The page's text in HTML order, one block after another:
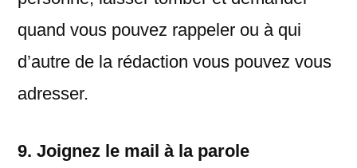
quand vous pouvez rappeler ou à qui
d’autre de la rédaction vous pouvez vous
adresser.
9. Joignez le mail à la parole